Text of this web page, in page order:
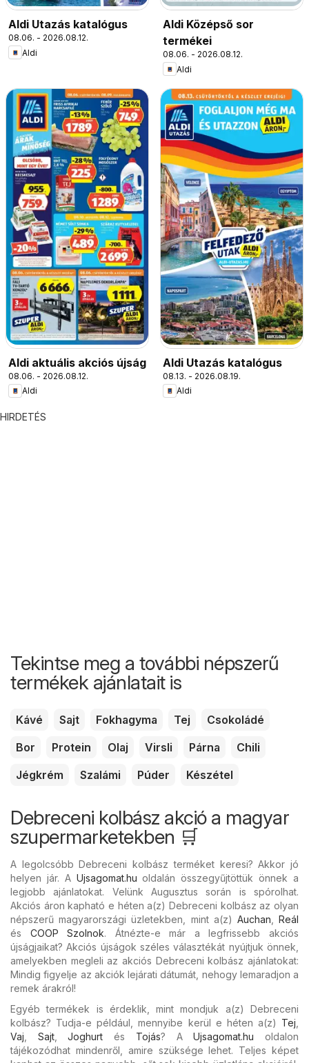
Aldi Utazás katalógus
08.06. - 2026.08.12.
Aldi
Aldi Középső sor
termékei
08.06. - 2026.08.12.
Aldi
Aldi aktuális akciós újság
08.06. - 2026.08.12.
Aldi
Aldi Utazás katalógus
08.13. - 2026.08.19.
Aldi
HIRDETÉS
Tekintse meg a további népszerű
termékek ajánlatait is
Kávé Sajt Fokhagyma Tej
Csokoládé
Bor
Protein Olaj Virsli Párna
Chili
Jégkrém
Szalámi Púder Készétel
Debreceni kolbász akció a magyar
szupermarketekben 🛒
A legolcsóbb Debreceni kolbász terméket keresi? Akkor jó
helyen jár. A Ujsagomat.hu oldalán összegyűjtöttük önnek a
legjobb ajánlatokat. Velünk Augusztus során is spórolhat.
Akciós áron kapható e héten a(z) Debreceni kolbász az olyan
népszerű magyarországi üzletekben, mint a(z) Auchan ,Reál
és COOP Szolnok. Átnézte-e már a legfrissebb akciós
újságjaikat? Akciós újságok széles választékát nyújtjuk önnek,
amelyekben megleli az akciós Debreceni kolbász ajánlatokat:
Mindig figyelje az akciók lejárati dátumát, nehogy lemaradjon a
remek árakról!
Egyéb termékek is érdeklik, mint mondjuk a(z) Debreceni
kolbász? Tudja-e például, mennyibe kerül e héten a(z) Tej
Vaj
Sajt,Joghurt és Tojás? AUjsagomat.hu oldalon
tájékozódhat mindenről, amire szüksége lehet. Teljes képet